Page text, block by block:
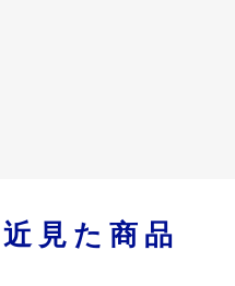
見た商品